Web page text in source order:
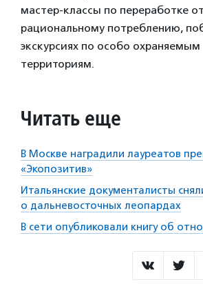
мастер-классы по переработке
рациональному потреблению,
экскурсиях по особо
территориям.
Читать еще
В Москве наградили лауреатов
«Экопозитив»
Итальянские документалисты
о дальневосточных леопардах
В сети опубликовали книгу об